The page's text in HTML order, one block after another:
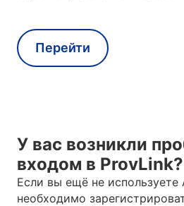
Перейти
У вас возникли
входом в ProvLink?
Если вы ещё не используете
необходимо